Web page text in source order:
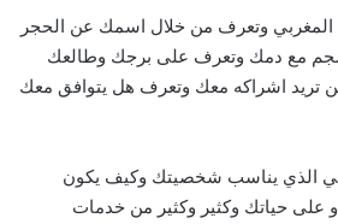
المغربي وتعرف من خلال اسمك عن الحجر
مع دمك وتعرف على برجك وطالعك
تريد اشراكه معك وتعرف هل يتوافق معك
الذي يناسب شخصيتك وكيف يكون
على حياتك وكثير وكثير من خدمات